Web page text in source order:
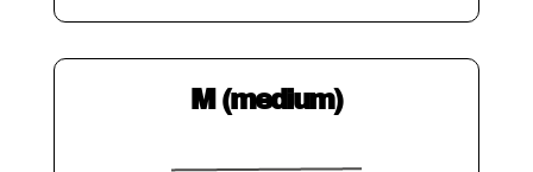
M (medium)